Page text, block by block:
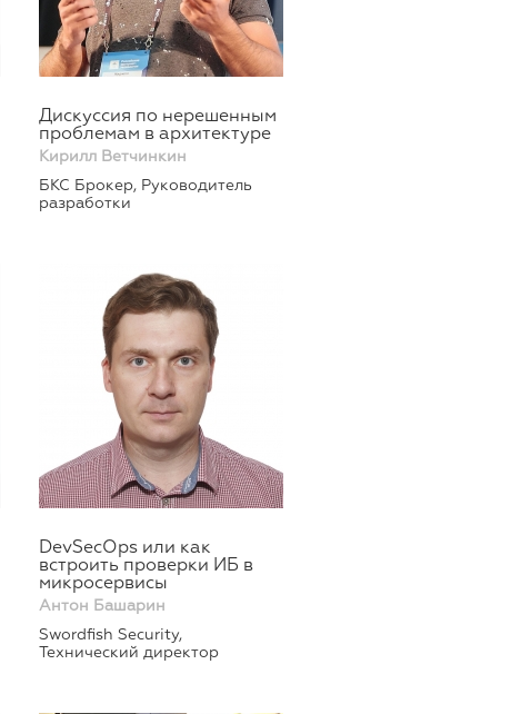
Дискуссия по нерешенным
проблемам в архитектуре
Кирилл Ветчинкин
БКС Брокер, Руководитель
разработки
DevSecOps или как
встроить проверки ИБ в
микросервисы
Антон Башарин
Swordfish Security,
Технический директор